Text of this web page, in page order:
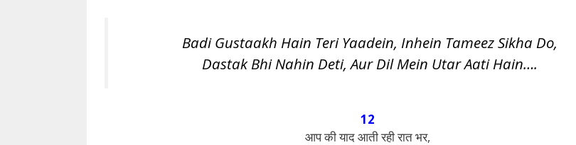
Badi Gustaakh Hain Teri Yaadein, Inhein Tameez Sikha Do,
Dastak Bhi Nahin Deti, Aur Dil Mein Utar Aati Hain….
12
आप की याद आती रही रात भर,